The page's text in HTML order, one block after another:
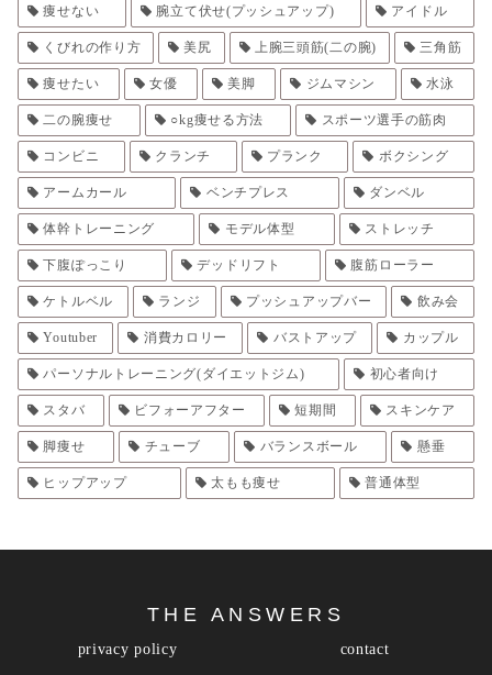
痩せない 腕立て伏せ(プッシュアップ) アイドル
くびれの作り方 美尻 上腕三頭筋(二の腕) 三角筋
痩せたい 女優 美脚 ジムマシン 水泳
二の腕痩せ ○kg痩せる方法 スポーツ選手の筋肉
コンビニ クランチ プランク ボクシング
アームカール ベンチプレス ダンベル
体幹トレーニング モデル体型 ストレッチ
下腹ぽっこり デッドリフト 腹筋ローラー
ケトルベル ランジ プッシュアップバー 飲み会
Youtuber 消費カロリー バストアップ カップル
パーソナルトレーニング(ダイエットジム) 初心者向け
スタバ ビフォーアフター 短期間 スキンケア
脚痩せ チューブ バランスボール 懸垂
ヒップアップ 太もも痩せ 普通体型
THE ANSWERS
privacy policy contact